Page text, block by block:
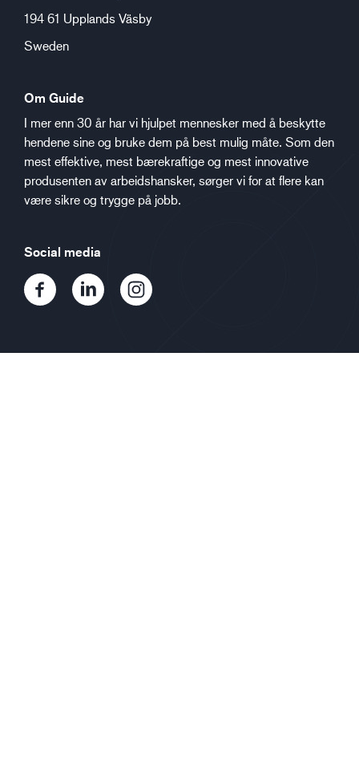
194 61 Upplands Väsby
Sweden
Om Guide
I mer enn 30 år har vi hjulpet mennesker med å beskytte
hendene sine og bruke dem på best mulig måte. Som den
mest effektive, mest bærekraftige og mest innovative
produsenten av arbeidshansker, sørger vi for at flere kan
være sikre og trygge på jobb.
Social media